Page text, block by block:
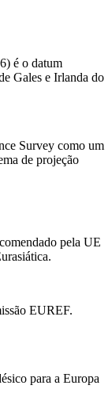
é o datum
Gales e Irlanda do
Survey como um
de projeção
pela UE
EUREF.
para a Europa